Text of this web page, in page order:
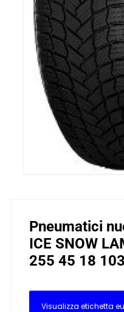
Pneumatici
ICE SNOW
255 45 18
Visualizza etichetta